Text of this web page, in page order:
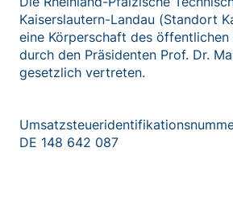
Kaiserslautern-Landau (Standort
eine Körperschaft des öffentlichen
durch den Präsidenten Prof. Dr.
gesetzlich vertreten.
DE 148 642 087